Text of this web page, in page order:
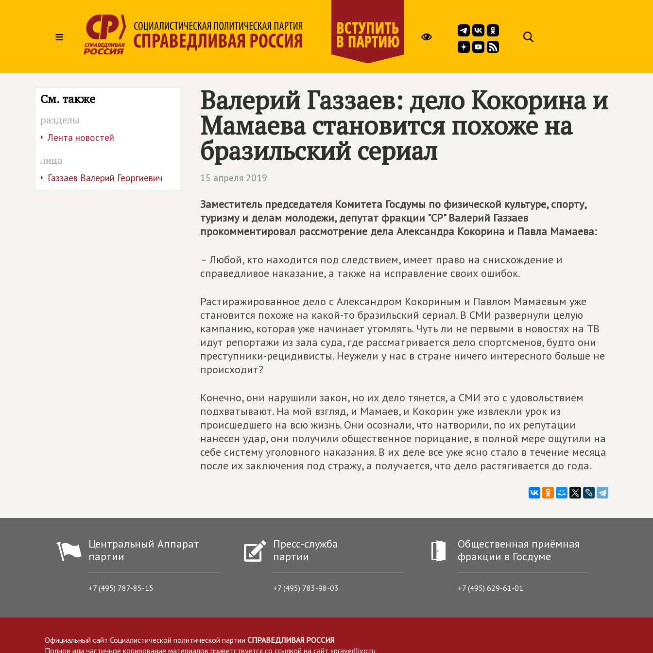
≡
См. также
разделы
Лента новостей
лица
Газзаев Валерий Георгиевич
Валерий Газзаев: дело Кокорина и
Мамаева становится похоже на
бразильский сериал
15 апреля 2019
Заместитель председателя Комитета Госдумы по физической культуре, спорту,
туризму и делам молодежи, депутат фракции "СР" Валерий Газзаев
прокомментировал рассмотрение дела Александра Кокорина и Павла Мамаева:
– Любой, кто находится под следствием, имеет право на снисхождение и
справедливое наказание, а также на исправление своих ошибок.
Растиражированное дело с Александром Кокориным и Павлом Мамаевым уже
становится похоже на какой-то бразильский сериал. В СМИ развернули целую
кампанию, которая уже начинает утомлять. Чуть ли не первыми в новостях на ТВ
идут репортажи из зала суда, где рассматривается дело спортсменов, будто они
преступники-рецидивисты. Неужели у нас в стране ничего интересного больше не
происходит?
Конечно, они нарушили закон, но их дело тянется, а СМИ это с удовольствием
подхватывают. На мой взгляд, и Мамаев, и Кокорин уже извлекли урок из
происшедшего на всю жизнь. Они осознали, что натворили, по их репутации
нанесен удар, они получили общественное порицание, в полной мере ощутили на
себе систему уголовного наказания. В их деле все уже ясно стало в течение месяца
после их заключения под стражу, а получается, что дело растягивается до года.
Центральный Аппарат
партии
+7 (495) 787-85-15
Пресс-служба
партии
+7 (495) 783-98-03
Общественная приёмная
фракции в Госдуме
+7 (495) 629-61-01
Официальный сайт Социалистической политической партии СПРАВЕДЛИВАЯ РОССИЯ
Полное или частичное копирование материалов приветствуется со ссылкой на сайт spravedlivo.ru